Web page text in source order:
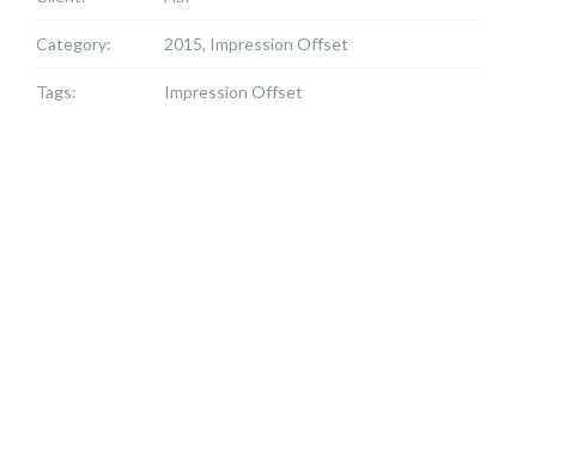
Category: 2015, Impression Offset
Tags: Impression Offset